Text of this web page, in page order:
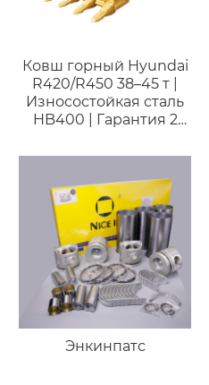
Ковш горный Hyundai
R420/R450 38–45 т |
Износостойкая сталь
HB400 | Гарантия 2
Энкинпатс